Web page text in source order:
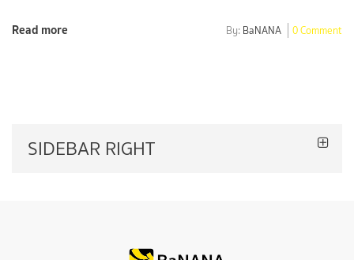
Read more By: BaNANA 0 Comment
SIDEBAR RIGHT